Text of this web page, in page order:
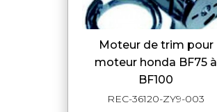
moteur de trim pour
moteur honda BF75 à
BF100
REC-36120-ZY9-003